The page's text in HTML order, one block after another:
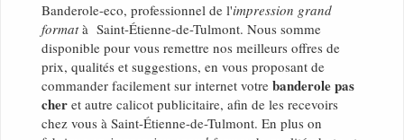
Banderole-eco, professionnel de l'impression grand
formatà Saint-Étienne-de-Tulmont. Nous somme
disponible pour vous remettre nos meilleurs offres de
prix, qualités et suggestions, en vous proposant de
commander facilement sur internet votre banderole pas
cher et autre calicot publicitaire, afin de les recevoirs
chez vous à Saint-Étienne-de-Tulmont. En plus on